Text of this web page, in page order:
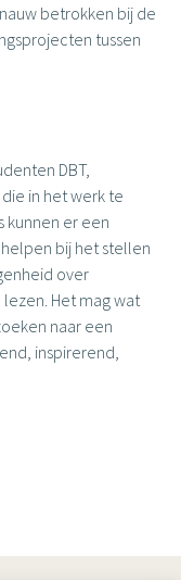
betrokken bij de
tussen
DBT,
in het werk te
kunnen er een
bij het stellen
over
Het mag wat
naar een
inspirerend,